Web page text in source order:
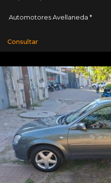
Automotores Avellaneda *
Consultar